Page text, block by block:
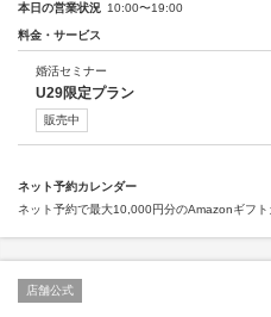
本日の営業状況 10:00〜19:00
料金・サービス
婚活セミナー
U29限定プラン
販売中
ネット予約カレンダー
ネット予約で最大10,000円分のAmazonギフト
店舗公式